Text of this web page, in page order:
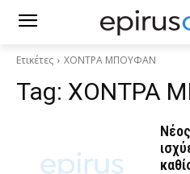
Ετικέτες ΧΟΝΤΡΑ ΜΠΟΥΦΑΝ
Tag: ΧΟΝΤΡΑ